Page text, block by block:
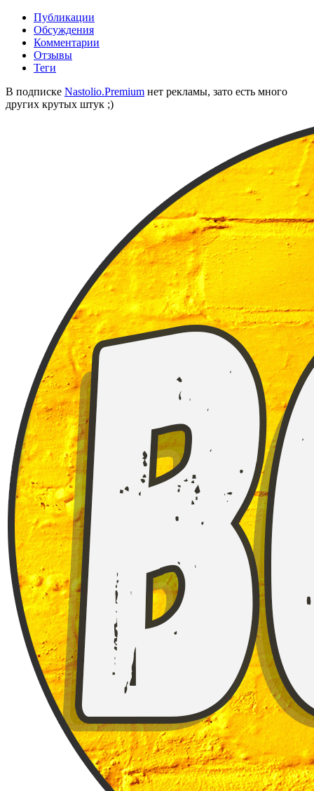
Публикации
Обсуждения
Комментарии
Отзывы
Теги
В подписке Nastolio.Premium нет рекламы, зато есть много
других крутых штук ;)